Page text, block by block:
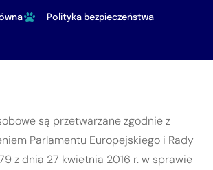
Polityka bezpieczeństwa
są przetwarzane zgodnie z
Parlamentu Europejskiego i Rady
z dnia 27 kwietnia 2016 r. w sprawie